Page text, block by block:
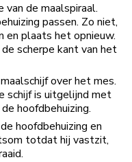
de maalspiraal.
passen. Zo niet,
en plaats het opnieuw.
scherpe kant van het
over het mes.
schijf is uitgelijnd met
hoofdbehuizing.
hoofdbehuizing en
totdat hij vastzit,